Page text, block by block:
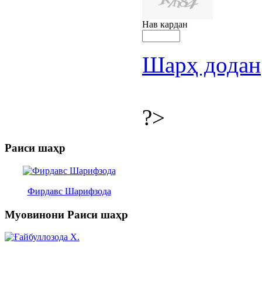
Нав кардан
Шарҳ додан
?>
Раиси шаҳр
Фирдавс Шарифзода
Муовинони Раиси шаҳр